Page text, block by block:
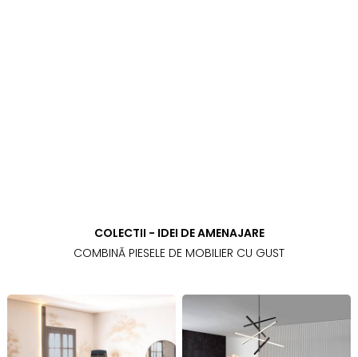
COLECTII - IDEI DE AMENAJARE
COMBINĂ PIESELE DE MOBILIER CU GUST